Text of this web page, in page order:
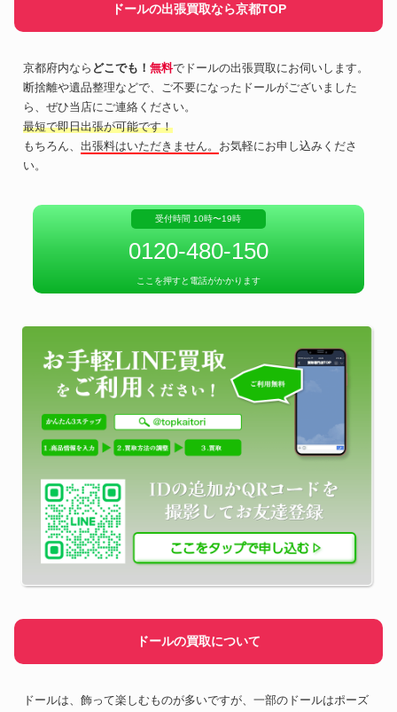
ドールの出張買取なら京都TOP
京都府内なら どこでも！ 無料でドールの出張買取にお伺いします。
断捨離や遺品整理などで、ご不要になったドールがございました
ら、ぜひ当店にご連絡ください。
最短で即日出張が可能です！
もちろん、 出張料はいただきません。 お気軽にお申し込みくださ
い。
受付時間 10時〜19時
0120-480-150
ここを押すと電話がかかります
ドールの買取について
ドールは、飾って楽しむものが多いですが、一部のドールはポーズ